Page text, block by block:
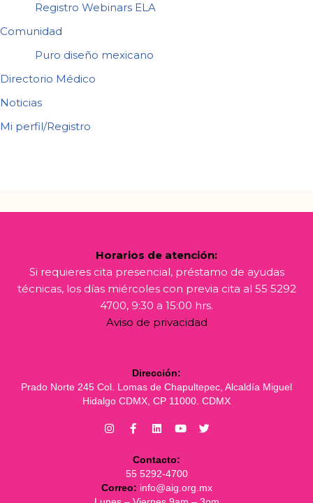
Registro Webinars ELA
Comunidad
Puro diseño mexicano
Directorio Médico
Noticias
Mi perfil/Registro
Horarios de atención:
Si requieres cita presencial, préstamo de ayudas
técnicas, los días miércoles con previa cita al 55 5292
4700, 9:30 a 15:00 hrs.
Aviso de privacidad
Dirección:
Prado Norte 245 Col. Lomas de Chapultepec, Alcaldía Miguel
Hidalgo CDMX, CP 11000. CDMX
Contacto:
55 5292-4700
Correo: info@aig.org.mx